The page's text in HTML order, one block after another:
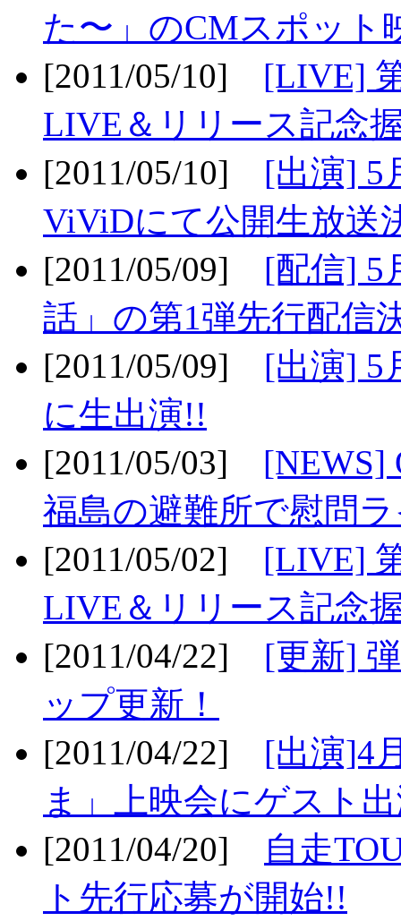
た〜」のCMスポット
[2011/05/10] [LIVE]
LIVE＆リリース記念
[2011/05/10] [出演] 5
ViViDにて公開生放送
[2011/05/09] [配信] 5
話」の第1弾先行配信
[2011/05/09] [出演] 5
に生出演!!
[2011/05/03] [NEWS]
福島の避難所で慰問
[2011/05/02] [LIVE]
LIVE＆リリース記念
[2011/04/22] [更新]
ップ更新！
[2011/04/22] [出演]4
ま」上映会にゲスト
[2011/04/20]
自走
ト先行応募が開始!!